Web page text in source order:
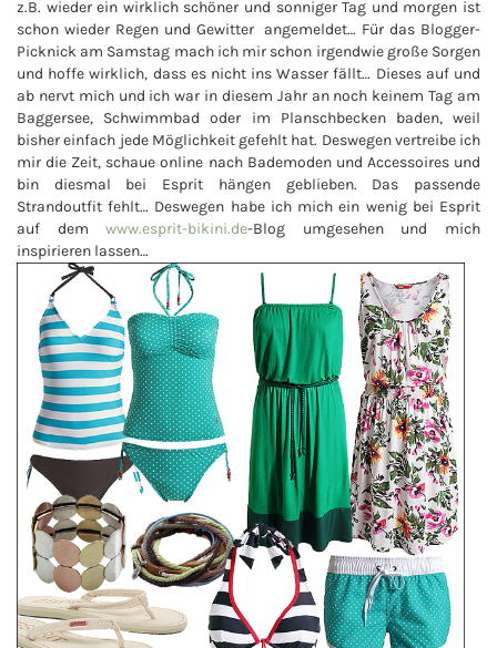
z.B. wieder ein wirklich schöner und sonniger Tag und morgen ist
schon wieder Regen und Gewitter angemeldet… Für das Blogger-
Picknick am Samstag mach ich mir schon irgendwie große Sorgen
und hoffe wirklich, dass es nicht ins Wasser fällt… Dieses auf und
ab nervt mich und ich war in diesem Jahr an noch keinem Tag am
Baggersee, Schwimmbad oder im Planschbecken baden, weil
bisher einfach jede Möglichkeit gefehlt hat. Deswegen vertreibe ich
mir die Zeit, schaue online nach Bademoden und Accessoires und
bin diesmal bei Esprit hängen geblieben. Das passende
Strandoutfit fehlt… Deswegen habe ich mich ein wenig bei Esprit
auf demwww.esprit-bikini.de-Blog umgesehen und mich
inspirieren lassen…